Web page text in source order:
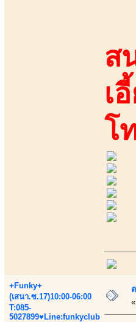
ส
เ
โ
+Funky+
(เสนา.ซ.17)10:00-06:00
T:085-
5027899♥Line:funkyclub
«